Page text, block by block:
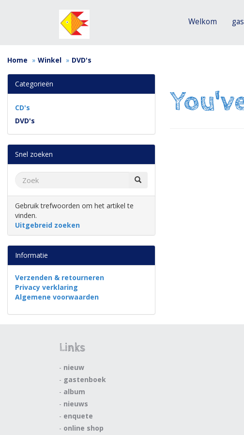
Welkom
Home Winkel DVD's
Categorieën
CD's
DVD's
Snel zoeken
Gebruik trefwoorden om het artikel te
vinden.
Uitgebreid zoeken
Informatie
Verzenden & retourneren
Privacy verklaring
Algemene voorwaarden
Links
- nieuw
- gastenboek
- album
- nieuws
- enquete
- online shop